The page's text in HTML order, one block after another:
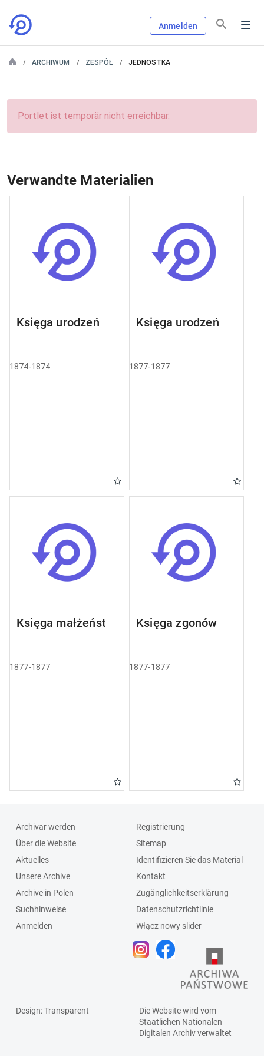
Anmelden
ARCHIWUM ZESPÓŁ JEDNOSTKA
Portlet ist temporär nicht erreichbar.
Verwandte Materialien
Księga urodzeń
1874-1874
Księga urodzeń
1877-1877
Księga małżeństw
1877-1877
Księga zgonów
1877-1877
Archivar werden
Über die Website
Aktuelles
Unsere Archive
Archive in Polen
Suchhinweise
Anmelden
Registrierung
Sitemap
Identifizieren Sie das Material
Kontakt
Zugänglichkeitserklärung
Datenschutzrichtlinie
Włącz nowy slider
Design: Transparent
Die Website wird vom
Staatlichen Nationalen
Digitalen Archivverwaltet